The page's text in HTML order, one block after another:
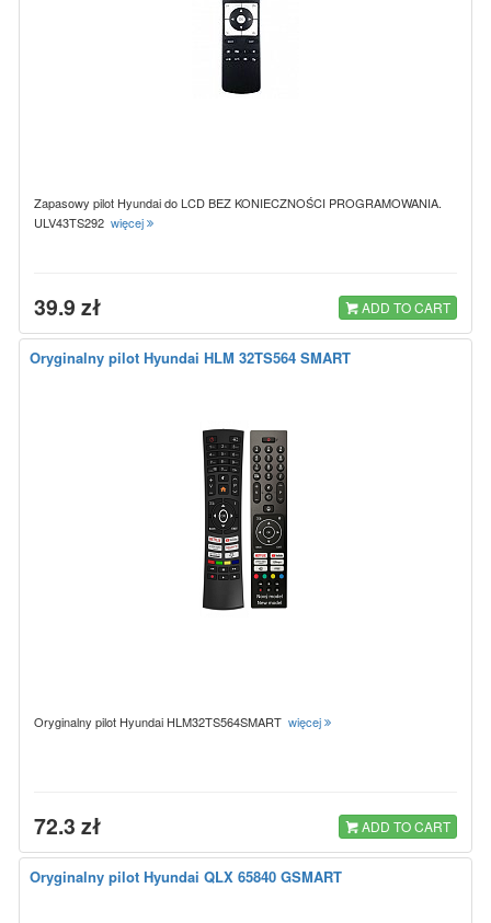
Zapasowy pilot Hyundai do LCD BEZ KONIECZNOŚCI PROGRAMOWANIA.
ULV43TS292 więcej
39.9 zł ADD TO CART
Oryginalny pilot Hyundai HLM 32TS564 SMART
Oryginalny pilot Hyundai HLM32TS564SMART więcej
72.3 zł ADD TO CART
Oryginalny pilot Hyundai QLX 65840 GSMART